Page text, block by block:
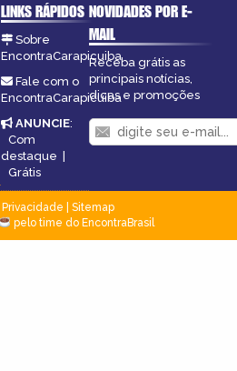
LINKS RÁPIDOS
Sobre
EncontraCarapicuiba
Fale com o
EncontraCarapicuiba
ANUNCIE:
Com
destaque |
Grátis
NOVIDADES POR E-
MAIL
Receba grátis as
principais notícias,
dicas e promoções
Privacidade
Sitemap
pelo time do EncontraBrasil